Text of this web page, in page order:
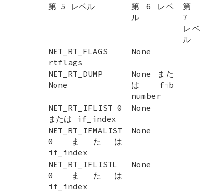
第 5 レベル
第 6 レベ
ル
第
7
レベ
ル
NET_RT_FLAGS
rtflags
None
NET_RT_DUMP
None
None また
は fib
number
NET_RT_IFLIST 0
または if_index
None
NET_RT_IFMALIST
0 または
if_index
None
NET_RT_IFLISTL
0 または
if_index
None